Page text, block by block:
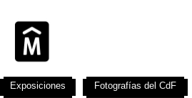
Exposiciones Fotografías del CdF